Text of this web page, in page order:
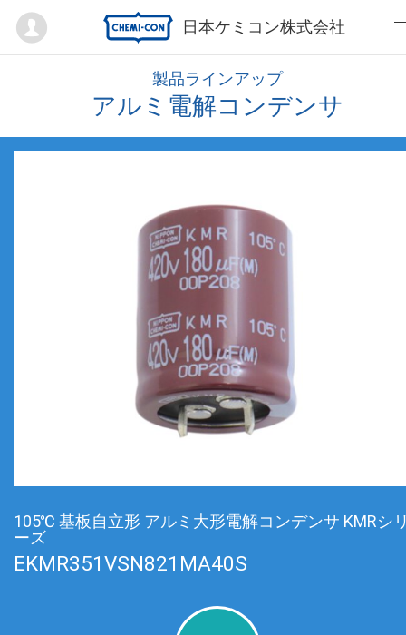
日本ケミコン株式会社
Mypage
製品ラインアップ
アルミ電解コンデンサ
105℃ 基板自立形 アルミ大形電解コンデンサ KMRシ
ーズ
EKMR351VSN821MA40S